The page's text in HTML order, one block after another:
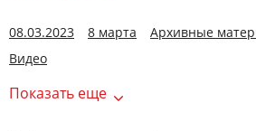
08.03.2023 8 марта Архивные
Видео
Показать еще